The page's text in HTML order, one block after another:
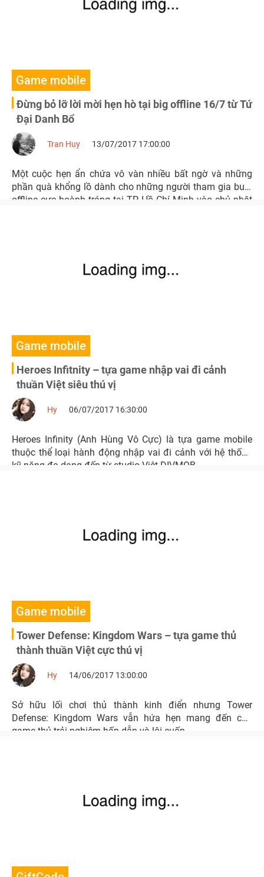
Game mobile
Đừng bỏ lỡ lời mời hẹn hò tại big offline 16/7 từ Tứ
Đại Danh Bổ
Tran Huy 13/07/2017 17:00:00
Một cuộc hẹn ẩn chứa vô vàn nhiều bất ngờ và những
phần quà khổng lồ dành cho những người tham gia buổi
offline cực hoành tráng tại TP. Hồ Chí Minh vào chủ nhật
Game mobile
Heroes Infitnity – tựa game nhập vai đi cảnh
thuần Việt siêu thú vị
Hy 06/07/2017 16:30:00
Heroes Infinity (Anh Hùng Vô Cực) là tựa game mobile
thuộc thể loại hành động nhập vai đi cảnh với hệ thống
kỹ năng đa dạng đến từ studio Việt DIVMOB.
Game mobile
Tower Defense: Kingdom Wars – tựa game thủ
thành thuần Việt cực thú vị
Hy 14/06/2017 13:00:00
Sở hữu lối chơi thủ thành kinh điển nhưng Tower
Defense: Kingdom Wars vẫn hứa hẹn mang đến cho
game thủ trải nghiệm hấp dẫn và lôi cuốn.